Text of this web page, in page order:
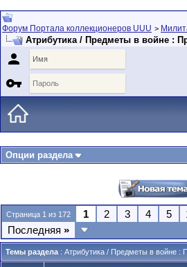
Форум Портала коллекционеров UUU >
Атрибутика / Предметы в войне :


Опции раздела
Страница 1 из 172 1 2 3 4 5
Последняя »
Темы раздела : Атрибутика / Предметы в войне :